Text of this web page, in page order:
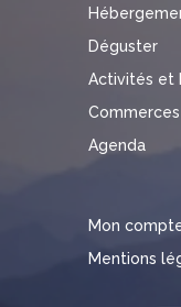
Déguster
Activités et
Agenda
Mon
Mentions